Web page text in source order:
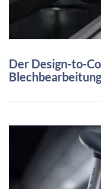
Der Design-to-
Blechbearbeitung